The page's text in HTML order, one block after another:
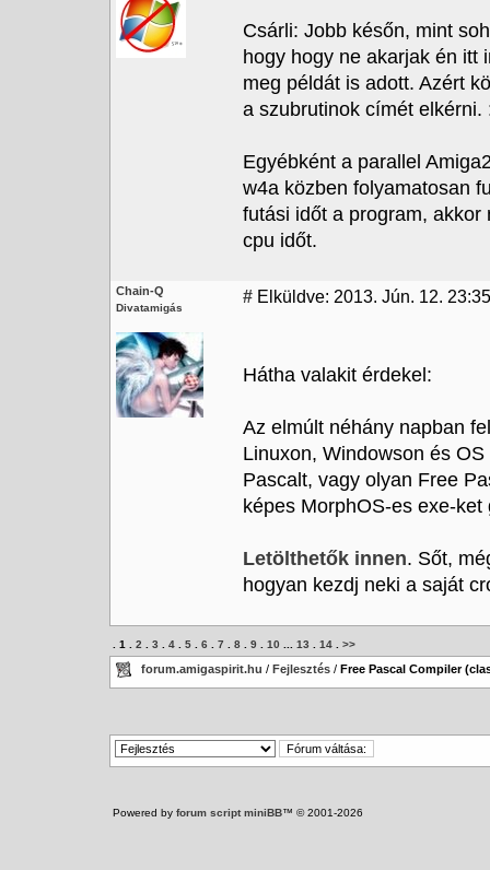
Csárli: Jobb későn, mint
hogy hogy ne akarjak én itt
meg példát is adott. Azért
a szubrutinok címét
Egyébként a parallel
w4a közben folyamatosan
futási időt a program,
cpu időt.
Chain-Q
Divatamigás
# Elküldve: 2013. Jún. 12. 23:35
Hátha valakit érdekel:
Az elmúlt néhány napban
Linuxon, Windowson és
Pascalt, vagy olyan Free
képes MorphOS-es exe-ket
Letölthetők innen. Sőt,
hogyan kezdj neki a saját
1 2 3 4 5 6 7 8 9 10 13 14 >>
forum.amigaspirit.hu / Fejlesztés / Free Pascal Compiler
Powered by forum script miniBB™ © 2001-2026